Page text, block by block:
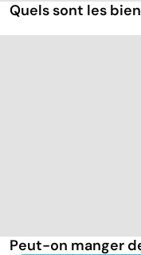
Quels sont les
Peut-on manger